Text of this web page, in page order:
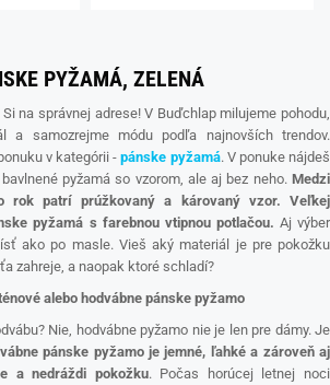
PYŽAMÁ, ZELENÁ
na správnej adrese! V Buďchlap milujeme pohodu,
a samozrejme módu podľa najnovších trendov.
v kategórii -pánske pyžamá. V ponuke nájdeš
pyžamá so vzorom, ale aj bez neho. Medzi
rok patrí prúžkovaný a károvaný vzor. Veľkej
pyžamá s farebnou vtipnou potlačou. Aj výber
ako po masle. Vieš aký materiál je pre pokožku
zahreje, a naopak ktoré schladí?
alebo hodvábne pánske pyžamo
Nie, hodvábne pyžamo nie je len pre dámy. Je
pánske pyžamo je jemné, ľahké a zároveň aj
a nedráždi pokožku. Počas horúcej letnej noci